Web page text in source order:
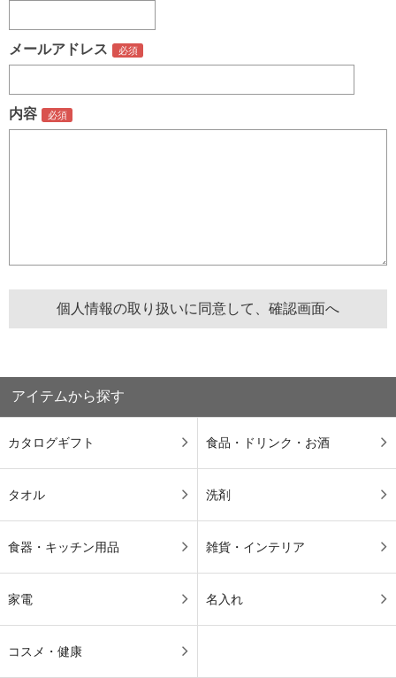
メールアドレス
内容
アイテムから探す
カタログギフト 食品・ドリンク・お酒
タオル 洗剤
食器・キッチン用品 雑貨・インテリア
家電 名入れ
コスメ・健康